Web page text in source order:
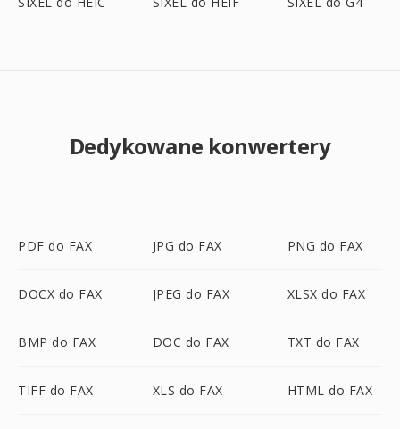
Dedykowane konwertery
PDF do FAX JPG do FAX PNG do FAX
DOCX do FAX JPEG do FAX XLSX do FAX
BMP do FAX DOC do FAX TXT do FAX
TIFF do FAX XLS do FAX HTML do FAX